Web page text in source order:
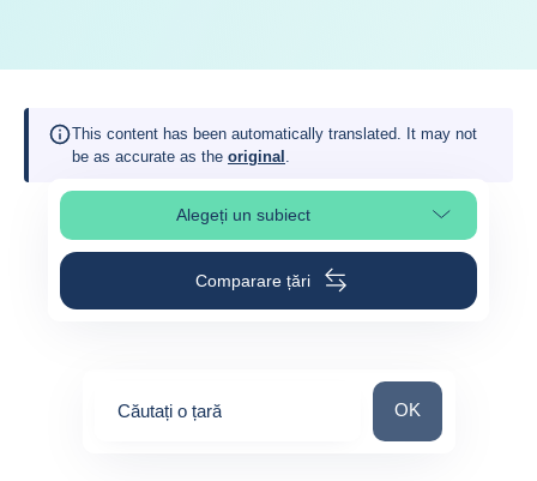
This content has been automatically translated. It may not
be as accurate as the original .
Alegeți un subiectSelect page section
Comparare țări
Căutați o țară Căutați o țară
OK